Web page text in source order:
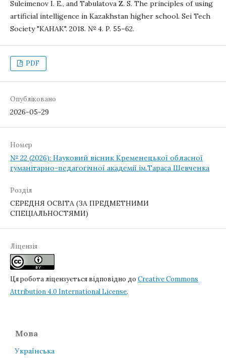
Suleimenov I. E., and Tabulatova Z. S. The principles of using
artificial intelligence in Kazakhstan higher school. Sei Tech
Society "КАНАК". 2018. № 4. P. 55–62.
PDF
Опубліковано
2026-05-29
Номер
№ 22 (2026): Науковий вісник Кременецької обласної
гуманітарно-педагогічної академії ім.Тараса Шевченка
Розділ
СЕРЕДНЯ ОСВІТА (ЗА ПРЕДМЕТНИМИ
СПЕЦІАЛЬНОСТЯМИ)
Ліцензія
Ця робота ліцензується відповідно до Creative Commons
Attribution 4.0 International License.
Мова
Українська